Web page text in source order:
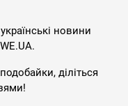
новини
діліться